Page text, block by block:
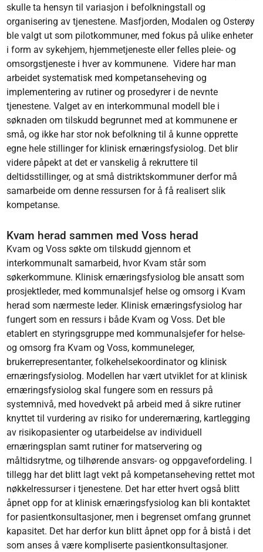
skulle ta hensyn til variasjon i befolkningstall og
organisering av tjenestene. Masfjorden, Modalen og Osterøy
ble valgt ut som pilotkommuner, med fokus på ulike enheter
i form av sykehjem, hjemmetjeneste eller felles pleie- og
omsorgstjeneste i hver av kommunene. Videre har man
arbeidet systematisk med kompetanseheving og
implementering av rutiner og prosedyrer i de nevnte
tjenestene. Valget av en interkommunal modell ble i
søknaden om tilskudd begrunnet med at kommunene er
små, og ikke har stor nok befolkning til å kunne opprette
egne hele stillinger for klinisk ernæringsfysiolog. Det blir
videre påpekt at det er vanskelig å rekruttere til
deltidsstillinger, og at små distriktskommuner derfor må
samarbeide om denne ressursen for å få realisert slik
kompetanse.
Kvam herad sammen med Voss herad
Kvam og Voss søkte om tilskudd gjennom et
interkommunalt samarbeid, hvor Kvam står som
søkerkommune. Klinisk ernæringsfysiolog ble ansatt som
prosjektleder, med kommunalsjef helse og omsorg i Kvam
herad som nærmeste leder. Klinisk ernæringsfysiolog har
fungert som en ressurs i både Kvam og Voss. Det ble
etablert en styringsgruppe med kommunalsjefer for helse-
og omsorg fra Kvam og Voss, kommuneleger,
brukerrepresentanter, folkehelsekoordinator og klinisk
ernæringsfysiolog. Modellen har vært utviklet for at klinisk
ernæringsfysiolog skal fungere som en ressurs på
systemnivå, med hovedvekt på arbeid med å sikre rutiner
knyttet til vurdering av risiko for underernæring, kartlegging
av risikopasienter og utarbeidelse av individuell
ernæringsplan samt rutiner for matservering og
måltidsrytme, og tilhørende ansvars- og oppgavefordeling. I
tillegg har det blitt lagt vekt på kompetanseheving rettet mot
nøkkelressurser i tjenestene. Det har etter hvert også blitt
åpnet opp for at klinisk ernæringsfysiolog kan bli kontaktet
for pasientkonsultasjoner, men i begrenset omfang grunnet
kapasitet. Det har derfor kun blitt åpnet opp for å bistå i det
som anses å være kompliserte pasientkonsultasjoner.